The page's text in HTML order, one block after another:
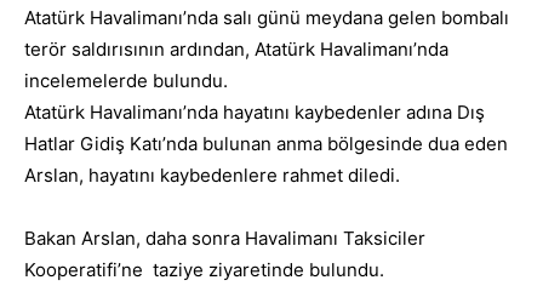
Atatürk Havalimanı’nda salı günü meydana gelen bombalı
terör saldırısının ardından, Atatürk Havalimanı’nda
incelemelerde bulundu.
Atatürk Havalimanı’nda hayatını kaybedenler adına Dış
Hatlar Gidiş Katı’nda bulunan anma bölgesinde dua eden
Arslan, hayatını kaybedenlere rahmet diledi.
Bakan Arslan, daha sonra Havalimanı Taksiciler
Kooperatifi’ne taziye ziyaretinde bulundu.